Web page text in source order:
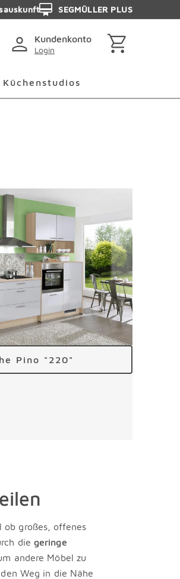
SEGMÜLLER PLUS
Kundenkonto
Login
Küchenstudios
Pino "220"
ob großes, offenes
die geringe
andere Möbel zu
Weg in die Nähe